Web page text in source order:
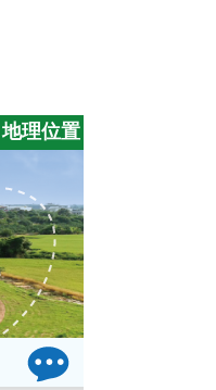
地理位置